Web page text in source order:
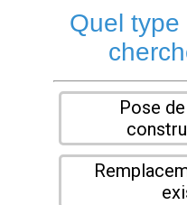
Quel
Pose